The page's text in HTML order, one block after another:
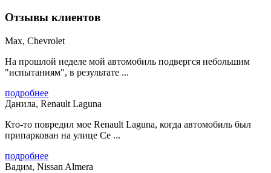
Отзывы клиентов
Max, Chevrolet
На прошлой неделе мой автомобиль подвергся небольшим
"испытаниям", в результате ...
подробнее
Данила, Renault Laguna
Кто-то повредил мое Renault Laguna, когда автомобиль был
припаркован на улице Се ...
подробнее
Вадим, Nissan Almera